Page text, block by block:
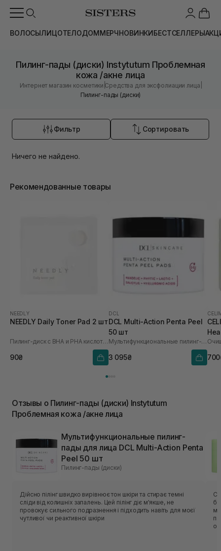
ВОЛОСЫЛИЦОТЕЛОДОММЕРЧНОВИНКИБЕСТСЕЛЛЕРЫ
Пилинг-пады (диски) Instytutum Проблемная
кожа /акне лица
Интернет магазин косметики |Средства для эксфолиации лица
Пилинг-пады (диски)
Фильтр Сортировать
Ничего не найдено.
Рекомендованные товары
NEEDLY
NEEDLY Daily Toner Pad 2 шт
Пилинг-диск с BHA и PHA кислотами
90₴
DCL
DCL Multi-Action Penta Peel
50 шт
Мультифункциональные пилинг-пады для лица
3 095₴
60
Отзывы о Пилинг-пады (диски) Instytutum
Проблемная кожа /акне лица
Мультифункциональные пилинг-
пады для лица DCL Multi-Action Penta
Peel 50 шт
Пилинг-пады (диски)
Дійсно пілінг швидко вирівнює тон шкіри та стирає темні
сліди від колишніх запалень. Цей пілінг діє м'якше, не
провокує сильного подразнення і підходить навіть для моєї
чутливої чи реактивної шкіри